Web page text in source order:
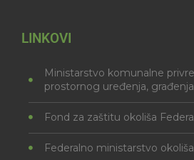
LINKOVI
Ministarstvo komunalne
prostornog uređenja, građenja
Fond za zaštitu okoliša
Federalno ministarstvo